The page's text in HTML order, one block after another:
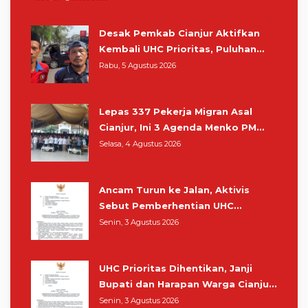
Desak Pemkab Cianjur Aktifkan
Kembali UHC Prioritas, Puluhan
Warga Unjuk Rasa di Pendopo
Rabu, 5 Agustus 2026
Lepas 337 Pekerja Migran Asal
Cianjur, Ini 3 Agenda Menko PM
Muhaimin di Kota Santri
Selasa, 4 Agustus 2026
Ancam Turun ke Jalan, Aktivis
Sebut Pemberhentian UHC
Prioritas Rampas Hak Hidup
Senin, 3 Agustus 2026
UHC Prioritas Dihentikan, Janji
Bupati dan Harapan Warga Cianjur
Berobat Gratis Cukup Tunjukkan
Senin, 3 Agustus 2026